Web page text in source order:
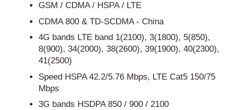
GSM / CDMA / HSPA / LTE
CDMA 800 & TD-SCDMA - China
4G bands LTE band 1(2100), 3(1800), 5(850),
8(900), 34(2000), 38(2600), 39(1900), 40(2300),
41(2500)
Speed HSPA 42.2/5.76 Mbps, LTE Cat5 150/75
Mbps
3G bands HSDPA 850 / 900 / 2100